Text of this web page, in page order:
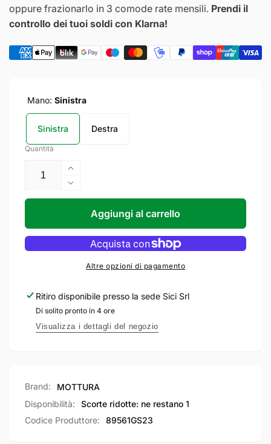
oppure frazionarlo in 3 comode rate mensili. Prendi il
controllo dei tuoi soldi con Klarna!
Mano: Sinistra
Sinistra Destra
Quantità
Aumenta
quantità
per
MOTTURA
triplice
GARDESA
con
scrocco
azionato
inferiore
Diminuisci
quantità
MOTTURA
Serratura
triplice
GARDESA
mappa
con
scrocco
maniglia
inferiore
Aggiungi al carrello
Altre opzioni di pagamento
Ritiro disponibile presso la sede Sici Srl
Di solito pronto in 4 ore
Visualizza i dettagli del negozio
Brand:
MOTTURA
Disponibilità:
Scorte ridotte: ne restano 1
Codice Produttore:
89561GS23